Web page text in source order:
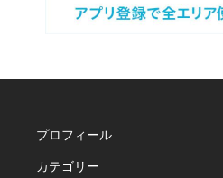
プロフィール
カテゴリー